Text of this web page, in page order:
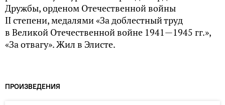
Дружбы, орденом Отечественной войны
II степени, медалями «За доблестный труд
в Великой Отечественной войне 1941—1945 гг.»,
«За отвагу». Жил в Элисте.
ПРОИЗВЕДЕНИЯ